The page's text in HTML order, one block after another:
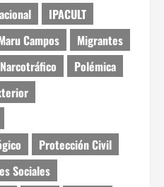
IPACULT
Campos
Migrantes
Narcotráfico
Polémica
Protección Civil
Sociales